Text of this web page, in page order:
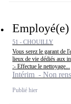
51 - CHOUILLY
Vous serez le garant de
lieux de vie dédiés aux
:- Effectue le nettoyage...
Intérim - Non
Publié hier